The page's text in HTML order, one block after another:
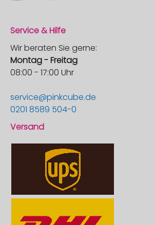
Service & Hilfe
Wir beraten Sie gerne:
Montag - Freitag
08:00 - 17:00 Uhr
service@pinkcube.de
0201 8589 504-0
Versand